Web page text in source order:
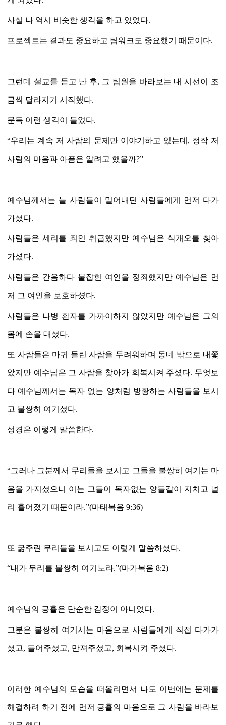
사실 나 역시 비슷한 생각을 하고 있었다.
프로젝트는 결과도 중요하고 팀워크도 중요했기 때문이다.
그런데 설교를 듣고 난 후, 그 팀원을 바라보는 내 시선이 조
금씩 달라지기 시작했다.
문득 이런 생각이 들었다.
“우리는 계속 저 사람의 문제만 이야기하고 있는데 , 정작 저
사람의 마음과 아픔은 알려고 했을까?”
예수님께서는 늘 사람들이 밀어내던 사람들에게 먼저 다가
가셨다.
사람들은 세리를 죄인 취급했지만 예수님은 삭개오를 찾아
가셨다.
사람들은 간음하다 붙잡힌 여인을 정죄했지만 예수님은 먼
저 그 여인을 보호하셨다.
사람들은 나병 환자를 가까이하지 않았지만 예수님은 그의
몸에 손을 대셨다.
또 사람들은 마귀 들린 사람을 두려워하며 동네 밖으로 내쫓
았지만 예수님은 그 사람을 찾아가 회복시켜 주셨다. 무엇보
다 예수님께서는 목자 없는 양처럼 방황하는 사람들을 보시
고 불쌍히 여기셨다.
성경은 이렇게 말씀한다.
“그러나 그분께서 무리들을 보시고 그들을 불쌍히 여기는 마
음을 가지셨으니 이는 그들이 목자없는 양들같이 지치고 널
리 흩어졌기 때문이라.”(마태복음 9:36)
또 굶주린 무리들을 보시고도 이렇게 말씀하셨다.
“내가 무리를 불쌍히 여기노라.”(마가복음 8:2)
예수님의 긍휼은 단순한 감정이 아니었다.
그분은 불쌍히 여기시는 마음으로 사람들에게 직접 다가가
셨고, 들어주셨고, 만져주셨고, 회복시켜 주셨다.
이러한 예수님의 모습을 떠올리면서 나도 이번에는 문제를
해결하려 하기 전에 먼저 긍휼의 마음으로 그 사람을 바라보